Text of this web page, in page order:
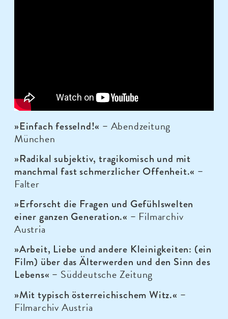
»Einfach fesselnd!« – Abendzeitung
München
»Radikal subjektiv, tragikomisch und mit
manchmal fast schmerzlicher Offenheit.« –
Falter
»Erforscht die Fragen und Gefühlswelten
einer ganzen Generation.« – Filmarchiv
Austria
»Arbeit, Liebe und andere Kleinigkeiten: (ein
Film) über das Älterwerden und den Sinn des
Lebens« – Süddeutsche Zeitung
»Mit typisch österreichischem Witz.« –
Filmarchiv Austria